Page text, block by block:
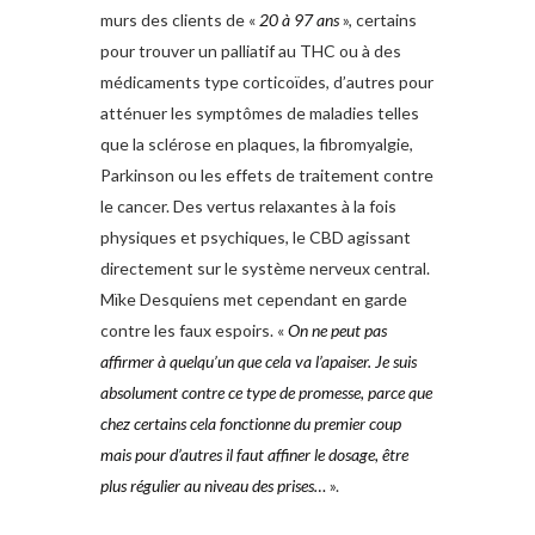
murs des clients de « 20 à 97 ans», certains
pour trouver un palliatif au THC ou à des
médicaments type corticoïdes, d’autres pour
atténuer les symptômes de maladies telles
que la sclérose en plaques, la fibromyalgie,
Parkinson ou les effets de traitement contre
le cancer. Des vertus relaxantes à la fois
physiques et psychiques, le CBD agissant
directement sur le système nerveux central.
Mïke Desquiens met cependant en garde
contre les faux espoirs. «On ne peut pas
affirmer à quelqu’un que cela va l’apaiser. Je suis
absolument contre ce type de promesse, parce que
chez certains cela fonctionne du premier coup
mais pour d’autres il faut affiner le dosage, être
plus régulier au niveau des prises… ».